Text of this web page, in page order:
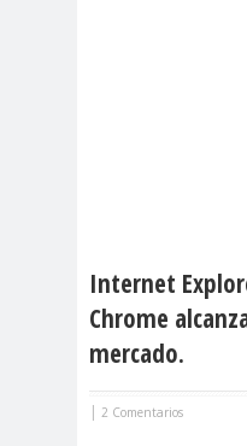
Internet
Chrome
mercado.
| 2 Comentarios